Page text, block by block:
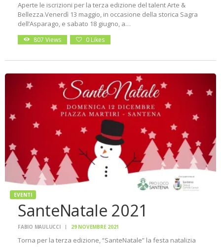
Aperte le iscrizioni per la terza edizione del talent Arte &
Bellezza.Venerdì 13 maggio, in occasione della storica Sagra
dell’Asparago, e sabato 18 giugno, a…
807 Views 0 Likes
EVENTI
SanteNatale 2021
FABIO MAULUCCI 29 NOVEMBRE 2021
Torna per la terza edizione, “SanteNatale” la festa natalizia